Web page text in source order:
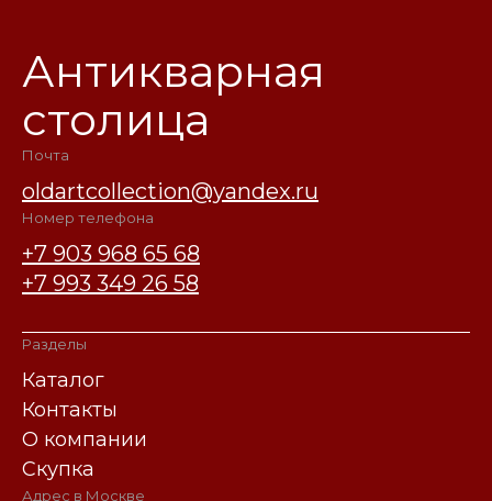
Антикварная
столица
Почта
oldartcollection@yandex.ru
Номер телефона
+7 903 968 65 68
+7 993 349 26 58
Разделы
Каталог
Контакты
О компании
Скупка
Адрес в Москве